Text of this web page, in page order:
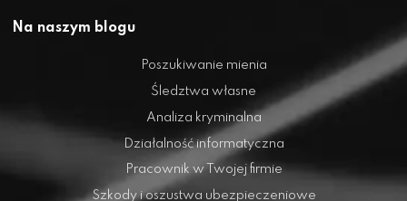
Na naszym blogu
Poszukiwanie mienia
Śledztwa własne
Analiza kryminalna
Działalność informatyczna
Pracownik w Twojej firmie
Szkody i oszustwa ubezpieczeniowe